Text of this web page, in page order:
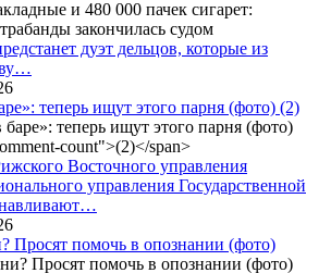
дуэт дельцов, которые из
теперь ищут этого парня (фото) (2)
Восточного управления
управления Государственной
Просят помочь в опознании (фото)